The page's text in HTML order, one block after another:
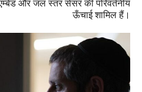
और जल स्तर सेंसर की परिवर्तनीय
ऊँचाई शामिल हैं।